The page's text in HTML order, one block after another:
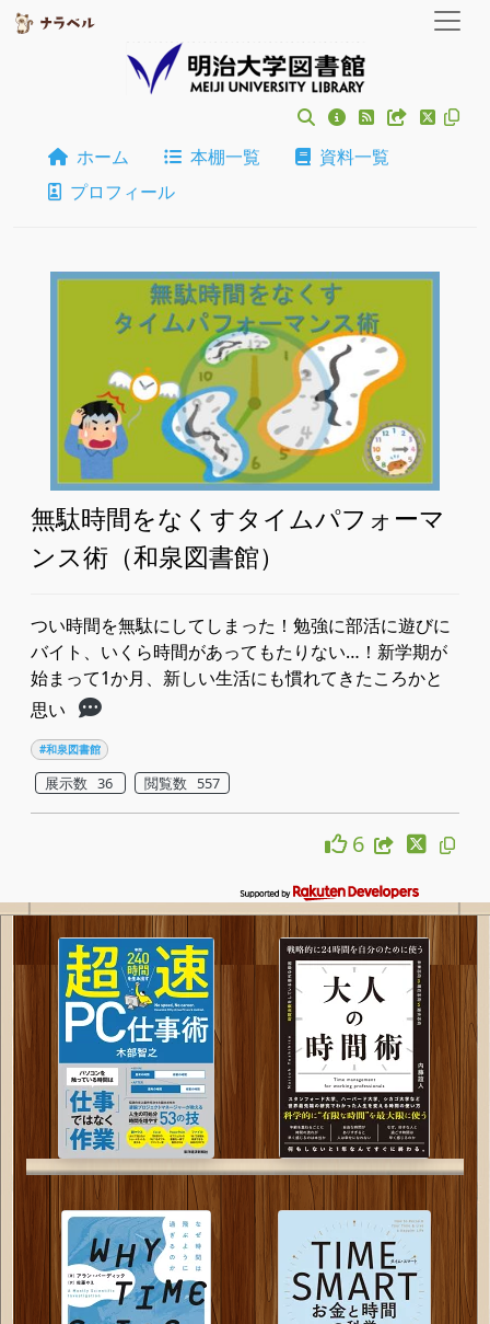
ホーム 本棚一覧
資料一覧
プロフィール
無駄時間をなくすタイムパフォーマ
ンス術（和泉図書館）
つい時間を無駄にしてしまった！勉強に部活に遊びに
バイト、いくら時間があってもたりない…！新学期が
始まって1か月、新しい生活にも慣れてきたころかと
思い
#和泉図書館
展示数 36 閲覧数 557
6